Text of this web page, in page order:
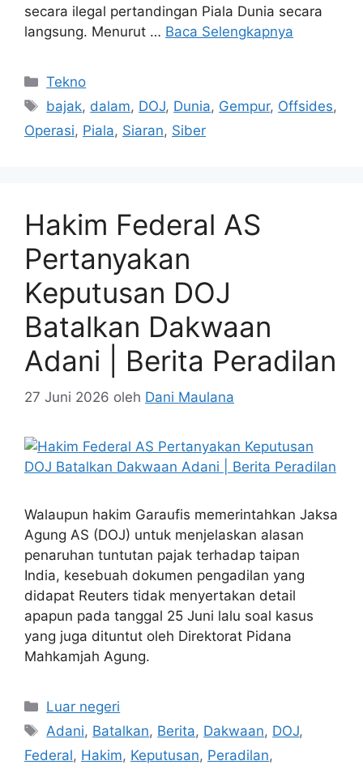
secara ilegal pertandingan Piala Dunia secara
langsung. Menurut … Baca Selengkapnya
Kategori
Tekno
Tag
bajak, dalam, DOJ, Dunia, Gempur, Offsides,
Operasi, Piala, Siaran, Siber
Hakim Federal AS
Pertanyakan
Keputusan DOJ
Batalkan Dakwaan
Adani | Berita Peradilan
27 Juni 2026 oleh Dani Maulana
Walaupun hakim Garaufis memerintahkan Jaksa
Agung AS (DOJ) untuk menjelaskan alasan
penaruhan tuntutan pajak terhadap taipan
India, kesebuah dokumen pengadilan yang
didapat Reuters tidak menyertakan detail
apapun pada tanggal 25 Juni lalu soal kasus
yang juga dituntut oleh Direktorat Pidana
Mahkamjah Agung.
Kategori
Luar negeri
Tag
Adani, Batalkan, Berita, Dakwaan, DOJ,
Federal, Hakim, Keputusan, Peradilan,